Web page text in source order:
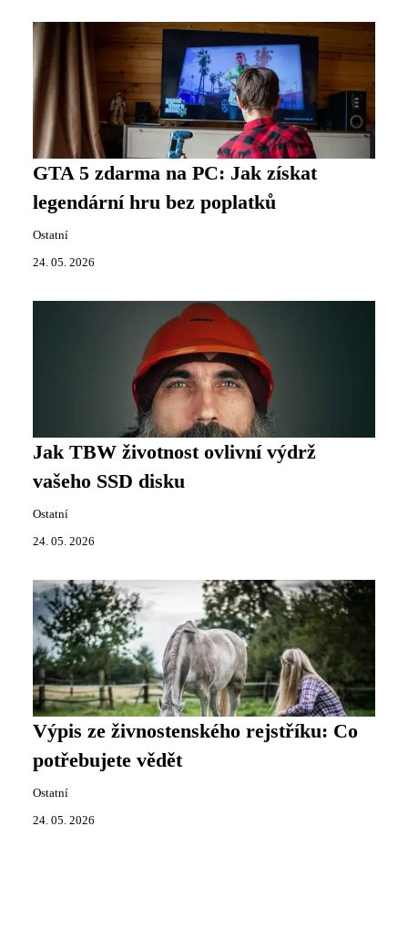
GTA 5 zdarma na PC: Jak získat
legendární hru bez poplatků
Ostatní
24. 05. 2026
Jak TBW životnost ovlivní výdrž
vašeho SSD disku
Ostatní
24. 05. 2026
Výpis ze živnostenského rejstříku: Co
potřebujete vědět
Ostatní
24. 05. 2026